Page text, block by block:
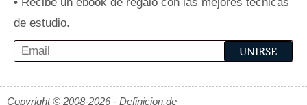
de estudio.
Copyright © 2008-2026 - Definicion.de